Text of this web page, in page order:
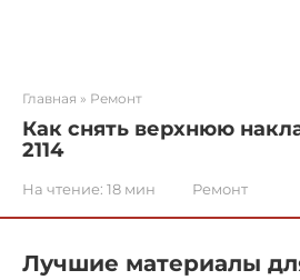
Главная » Ремонт
Как снять верхнюю
2114
На чтение: 18 мин Ремонт
Лучшие материалы